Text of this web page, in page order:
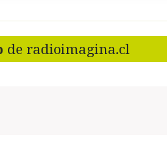
de radioimagina.cl